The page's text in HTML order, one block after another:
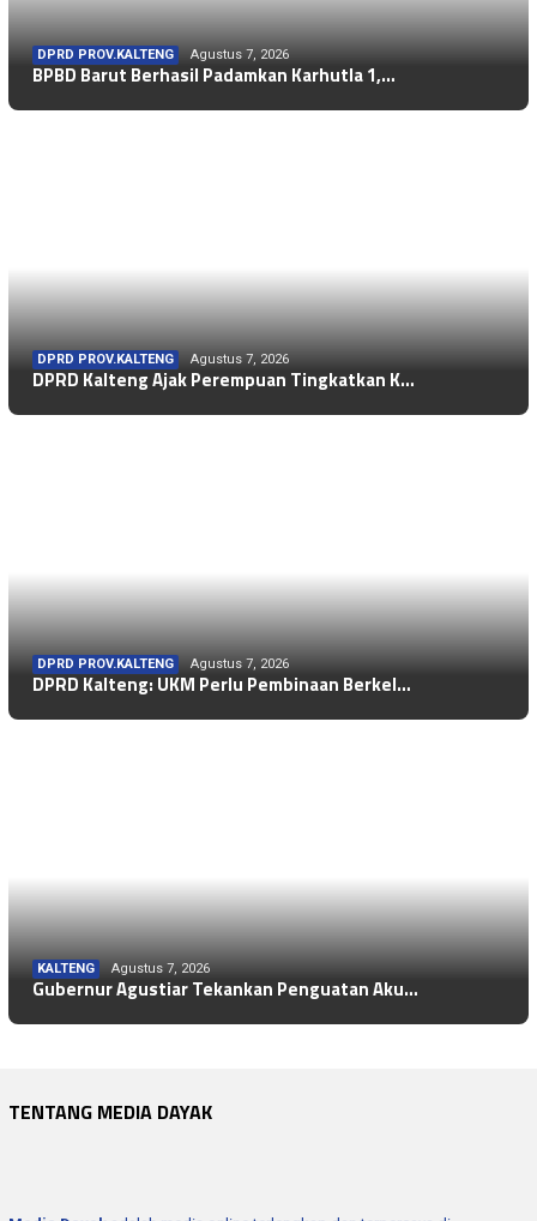
DPRD PROV.KALTENG Agustus 7, 2026
BPBD Barut Berhasil Padamkan Karhutla 1,…
DPRD PROV.KALTENG Agustus 7, 2026
DPRD Kalteng Ajak Perempuan Tingkatkan K…
DPRD PROV.KALTENG Agustus 7, 2026
DPRD Kalteng: UKM Perlu Pembinaan Berkel…
KALTENG Agustus 7, 2026
Gubernur Agustiar Tekankan Penguatan Aku…
TENTANG MEDIA DAYAK